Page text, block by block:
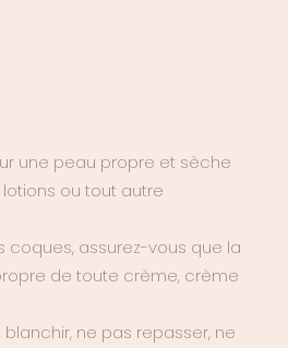
une peau propre et sèche
ou tout autre
coques, assurez-vous que la
de toute crème, crème
ne pas repasser, ne